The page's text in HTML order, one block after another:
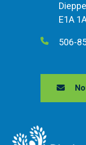
E1A
506-